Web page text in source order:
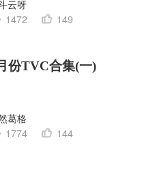
云呀
1472
149
份TVC合集(一)
葛格
1774
144